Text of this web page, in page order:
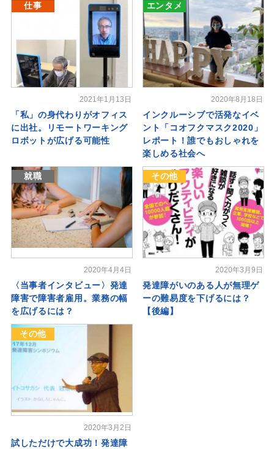
仕事
2021年1月13日
「私」の身代わりがオフィス
に出社。リモートワーキング
ロボットが広げる可能性
エンタメ
2020年8月18日
インクルーシブで活発なイベ
ント「コオフクマスク2020」
レポート！誰でもおしゃれを
楽しめる社会へ
就職
2020年4月4日
〈当事者インタビュー〉発達
障害で障害者雇用。業務の幅
を広げるには？
その他
2020年3月9日
発達障がいのある人が無理ゲ
ーの難易度を下げるには？
【後編】
その他
2020年3月2日
試しただけで大成功！発達障